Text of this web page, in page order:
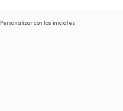
Personalizar con las iniciales